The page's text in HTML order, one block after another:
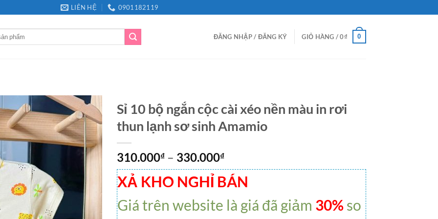
LIÊN HỆ 0901182119
ĐĂNG NHẬP / ĐĂNG KÝ GIỎ HÀNG /0₫ 0
Sỉ 10 bộ ngắn cộc cài xéo nền màu in rơi
thun lạnh sơ sinh Amamio
310.000₫ – 330.000₫
XẢ KHO NGHỈ BÁN
Giá trên website là giá đã giảm 30%so